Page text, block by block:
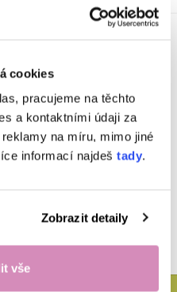
cookies
pracujeme na těchto
a kontaktními údaji za
na míru, mimo jiné
informací najdeš tady.
Zobrazit detaily
vše
– your contact for
partnerships.
,+420 702 171 731